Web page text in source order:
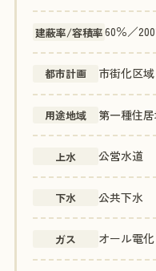
建蔽率/容積率60％／
都市計画 市街化区域
用途地域 第一種住
上水 公営水道
下水 公共下水
ガス オール電化